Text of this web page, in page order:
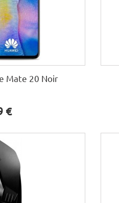
Mate 20 Noir
€